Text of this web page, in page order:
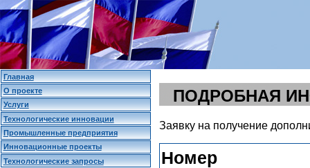
ПОДРОБНАЯ
Заявку на получение
Номер
Главная
О проекте
Услуги
Технологические инновации
Промышленные предприятия
Инновационные проекты
Технологические запросы